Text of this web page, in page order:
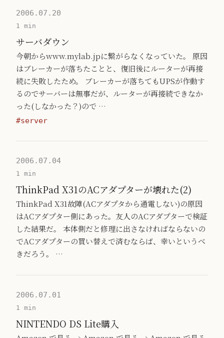
2006.07.20
1 min
サーバダウン
今朝からwww.mylab.jpに繋がらなくなっていた。 原因
はブレーカーが落ちたことと、復旧後にルーターが再接
続に失敗したため。 ブレーカーが落ちてもUPSが作動す
るのでサーバーは無事だが、ルーターが再接続できなか
った(しなかった？)ので …
#server
2006.07.04
1 min
ThinkPad X31のACアダプターが壊れた(2)
ThinkPad X31故障(ACアダプタから通電しない)の原因
はACアダプター側にあった。友人のACアダプターで検証
した結果だ。 本体側だと修理に出さなければならないの
でACアダプターの買い替えで済むならば、幸いというべ
きだろう。 …
2006.07.01
1 min
NINTENDO DS Lite購入